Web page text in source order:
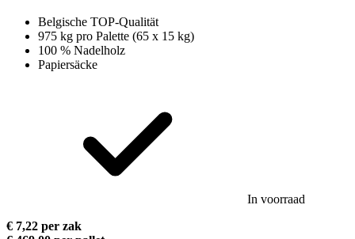
Belgische TOP-Qualität
975 kg pro Palette (65 x 15 kg)
100 % Nadelholz
Papiersäcke
In voorraad
€ 7,22 per zak